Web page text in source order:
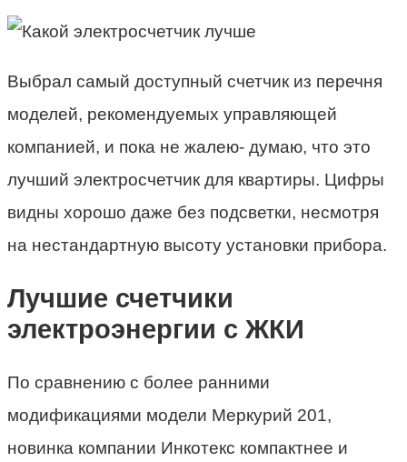
Выбрал самый доступный счетчик из перечня
моделей, рекомендуемых управляющей
компанией, и пока не жалею- думаю, что это
лучший электросчетчик для квартиры. Цифры
видны хорошо даже без подсветки, несмотря
на нестандартную высоту установки прибора.
Лучшие счетчики
электроэнергии с ЖКИ
По сравнению с более ранними
модификациями модели Меркурий 201,
новинка компании Инкотекс компактнее и